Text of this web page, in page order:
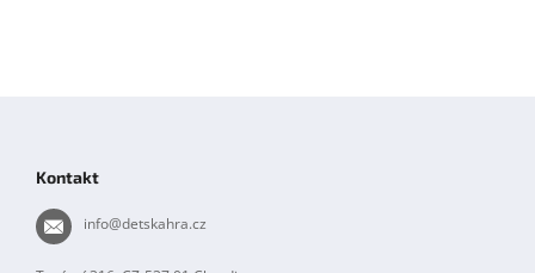
Kontakt
info@detskahra.cz